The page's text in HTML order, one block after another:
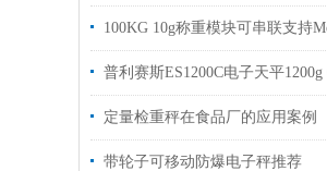
定量检重秤在食品厂的应用案例
带轮子可移动防爆电子秤推荐